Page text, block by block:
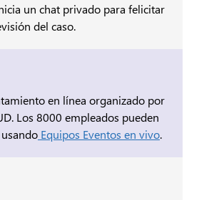
un chat privado para felicitar
del caso.
en línea organizado por
Los 8000 empleados pueden
Equipos Eventos en vivo.